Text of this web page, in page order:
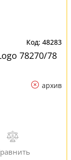
48283
78270/78
архив